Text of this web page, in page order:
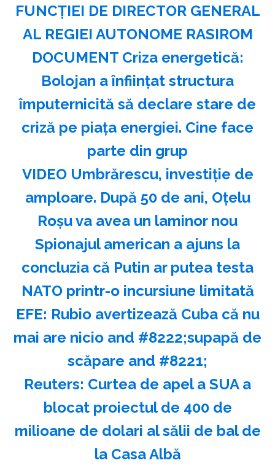
FUNCŢIEI DE DIRECTOR GENERAL
AL REGIEI AUTONOME RASIROM
DOCUMENT Criza energetică:
Bolojan a înființat structura
împuternicită să declare stare de
criză pe piața energiei. Cine face
parte din grup
VIDEO Umbrărescu, investiție de
amploare. După 50 de ani, Oțelu
Roșu va avea un laminor nou
Spionajul american a ajuns la
concluzia că Putin ar putea testa
NATO printr-o incursiune limitată
EFE: Rubio avertizează Cuba că nu
mai are nicio and #8222;supapă de
scăpare and #8221;
Reuters: Curtea de apel a SUA a
blocat proiectul de 400 de
milioane de dolari al sălii de bal de
la Casa Albă